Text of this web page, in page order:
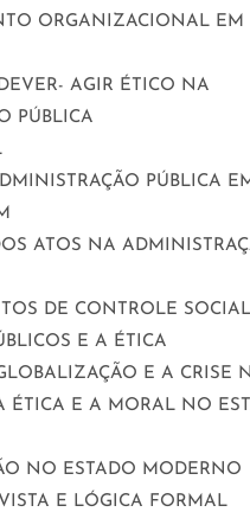
ORGANIZACIONAL EM
AGIR ÉTICO NA
PÚBLICA
PÚBLICA
ATOS NA
DE CONTROLE SOCIAL
E A ÉTICA
E A CRISE
ÉTICA E A MORAL NO
NO ESTADO MODERNO
E LÓGICA FORMAL